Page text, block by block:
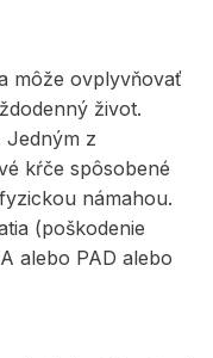
môže ovplyvňovať
život.
Jedným z
kŕče spôsobené
námahou.
(poškodenie
alebo PAD alebo